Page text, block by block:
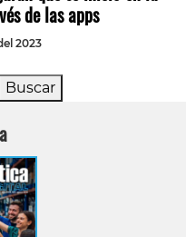
de las apps
2023
Buscar